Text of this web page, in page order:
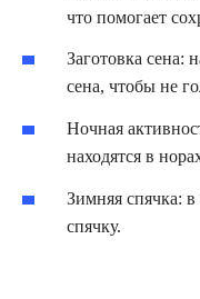
что помогает
Заготовка сена:
сена, чтобы не
Ночная
находятся в
Зимняя спячка:
спячку.